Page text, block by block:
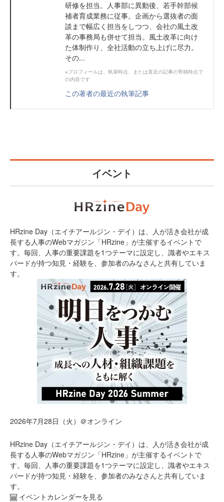
研修を担当。人事部に異動後、若手幹部候
補者育成業務に従事。企画から選抜者の面
談まで幅広く担当をしつつ、会社の風土改
革の事務局も併せて担当。風土改革に向け
た体制作り、全社活動の立ち上げに尽力。
その...
※プロフィールは、執筆時点、または直近の記事の寄稿時点で
の内容です
この著者の最近の執筆記事
イベント
HRzine Day（エイチアールジン・デイ）は、人が活き会社が成
長する人事のWebマガジン「HRzine」が主催するイベントで
す。毎回、人事の重要課題を1つテーマに設定し、識者やエキス
パードが持つ知見・経験を、参加者のみなさんと共有していま
す。
2026年7月28日（火）＠オンライン
HRzine Day（エイチアールジン・デイ）は、人が活き会社が成
長する人事のWebマガジン「HRzine」が主催するイベントで
す。毎回、人事の重要課題を1つテーマに設定し、識者やエキス
パードが持つ知見・経験を、参加者のみなさんと共有していま
す。
イベントカレンダーを見る